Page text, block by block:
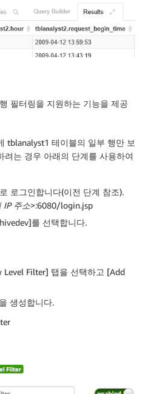
필터링을 지원하는 기능을 제공
tblanalyst1 테이블의 일부 행만 보
려는 경우 아래의 단계를 사용하여
로그인합니다(이전 단계 참조).
IP 주소>:6080/login.jsp
를 선택합니다.
Level Filter] 탭을 선택하고 [Add
생성합니다.